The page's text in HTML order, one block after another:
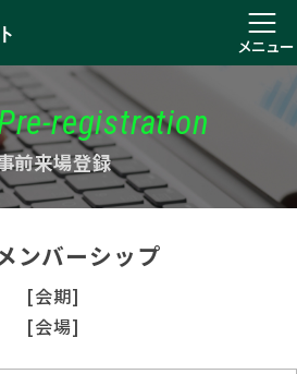
メニュー
registration
前来場登録
ンバーシップ
[会期]
[会場]